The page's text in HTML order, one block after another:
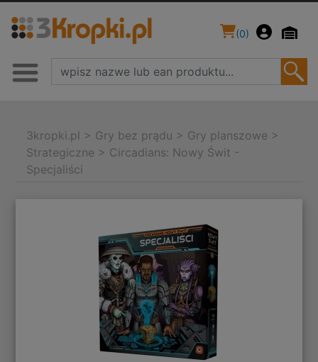
(0)
3kropki.pl > Gry bez prądu > Gry planszowe >
Strategiczne > Circadians: Nowy Świt -
Specjaliści